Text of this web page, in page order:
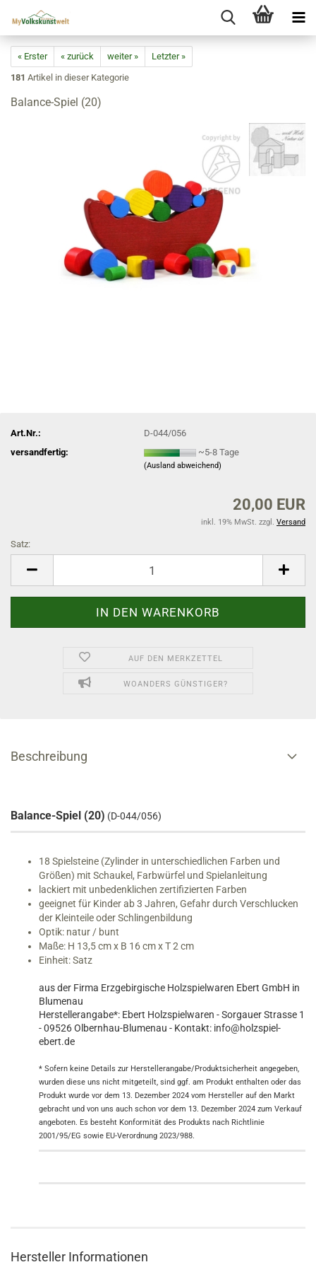
« Erster « zurück weiter »
Letzter »
181 Artikel in dieser Kategorie
Balance-Spiel (20)
Art.Nr.:
D-044/056
versandfertig:
~5-8 Tage
(Ausland abweichend)
20,00 EUR
inkl. 19% MwSt. zzgl. Versand
Satz:
AUF DEN MERKZETTEL
WOANDERS GÜNSTIGER?
Beschreibung
Balance-Spiel (20) (D-044/056)
18 Spielsteine (Zylinder in unterschiedlichen Farben und
Größen) mit Schaukel, Farbwürfel und Spielanleitung
lackiert mit unbedenklichen zertifizierten Farben
geeignet für Kinder ab 3 Jahren, Gefahr durch Verschlucken
der Kleinteile oder Schlingenbildung
Optik: natur / bunt
Maße: H 13,5 cm x B 16 cm x T 2 cm
Einheit: Satz
aus der Firma Erzgebirgische Holzspielwaren Ebert GmbH in
Blumenau
Herstellerangabe*: Ebert Holzspielwaren - Sorgauer Strasse 1
- 09526 Olbernhau-Blumenau - Kontakt: info@holzspiel-
ebert.de
* Sofern keine Details zur Herstellerangabe/Produktsicherheit angegeben,
wurden diese uns nicht mitgeteilt, sind ggf. am Produkt enthalten oder das
Produkt wurde vor dem 13. Dezember 2024 vom Hersteller auf den Markt
gebracht und von uns auch schon vor dem 13. Dezember 2024 zum Verkauf
angeboten. Es besteht Konformität des Produkts nach Richtlinie
2001/95/EG sowie EU-Verordnung 2023/988.
Hersteller Informationen